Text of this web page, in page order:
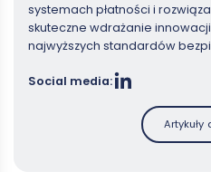
systemach płatności i
skuteczne wdrażanie
najwyższych standardów
Social media:
Artykuły